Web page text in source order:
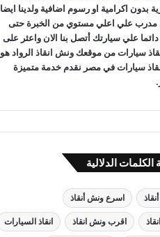
بدون اكرامية او رسوم اضافية ولدينا ايضا
مدرب علي اعلي مستوي من الخبرة حتى
علي سيارتك أتصل بنا الان واعثر على
سياراتمن موقعك ونش انقاذ الرواد هو
سياراتفي مصر نقدم خدمة متميزة
الدلالية
اسرع ونش أنقاذ
اقرب ونش انقاذ انقاذ السيارات